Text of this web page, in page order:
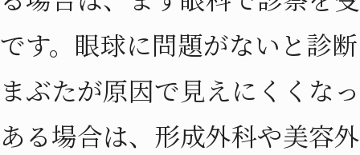
です。眼球に問題がないと診
まぶたが原因で見えにくくな
ある場合は、形成外科や美容